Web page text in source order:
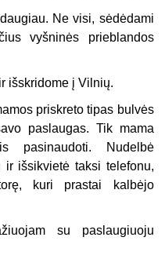
Ne visi, sėdėdami
vyšninės prieblandos
išskridome į Vilnių.
priskreto tipas bulvės
paslaugas. Tik mama
pasinaudoti. Nudelbė
išsikvietė taksi telefonu,
kuri prastai kalbėjo
su paslaugiuoju